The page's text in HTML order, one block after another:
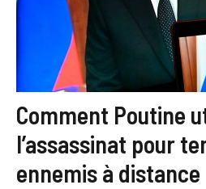
Comment Poutine
l’assassinat pour
ennemis à distance